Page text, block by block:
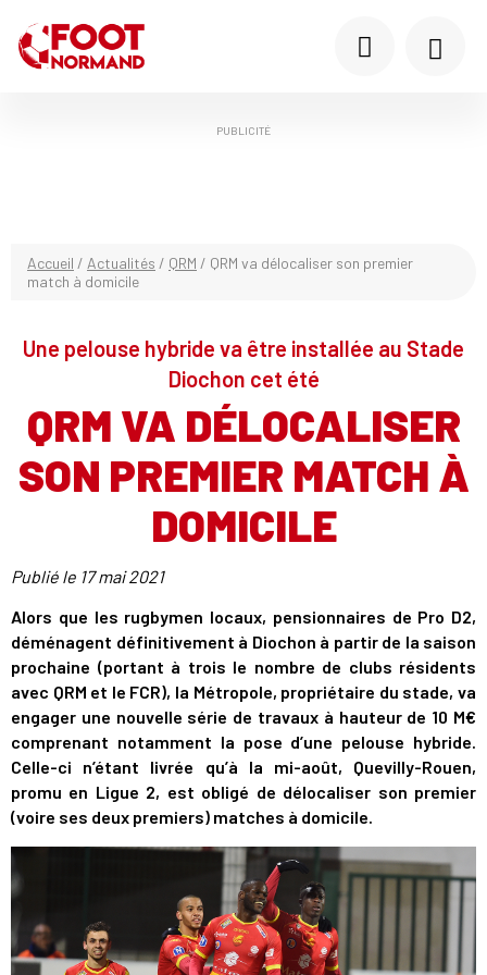
PUBLICITÉ
Accueil / Actualités / QRM / QRM va délocaliser son premier
match à domicile
Une pelouse hybride va être installée au Stade
Diochon cet été
QRM VA DÉLOCALISER
SON PREMIER MATCH À
DOMICILE
Publié le 17 mai 2021
Alors que les rugbymen locaux, pensionnaires de Pro D2,
déménagent définitivement à Diochon à partir de la saison
prochaine (portant à trois le nombre de clubs résidents
avec QRM et le FCR), la Métropole, propriétaire du stade, va
engager une nouvelle série de travaux à hauteur de 10 M€
comprenant notamment la pose d’une pelouse hybride.
Celle-ci n’étant livrée qu’à la mi-août, Quevilly-Rouen,
promu en Ligue 2, est obligé de délocaliser son premier
(voire ses deux premiers) matches à domicile.